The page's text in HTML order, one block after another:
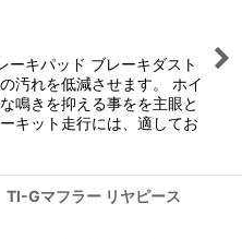
キパッド ブレーキダスト
汚れを低減させます。 ホイ
鳴きを抑える事をを主眼と
キット走行には、適してお
Gマフラー リヤピース